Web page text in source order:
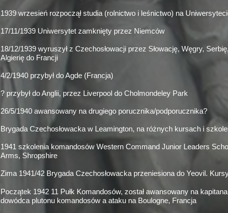
1939 wrzesień rozpoczął studia (rolnictwo i leśnictwo) na
17/11/1939 Uniwersytet zamknięty przez Niemców
18/12/1939 wyruszył z Czechosłowacji przez Słowację, Węgry,
Algierię do Francji
4/2/1940 przybył do Agde (Francja)
? przybył do Anglii, przez Liverpool do Cholmondeley Park
26/5/1940 awansowany na drugiego porucznika/podporucznika?
Brygada Czechosłowacka w Leamington, na różnych kursach i
1941 szkolenia komandosów Western Command Junior Leaders
Arms, Shropshire
Zima 1941/42 Brygada Czechosłowacka przeniesiona do Yeovil.
Początek 1942 11 Pułk Komandosów, został awansowany na
dowódca plutonu komandosów a ataku na Boulogne, Francja